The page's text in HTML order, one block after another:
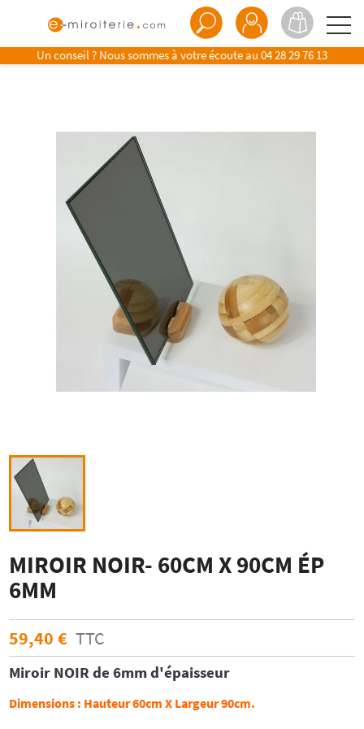
Un conseil ? Nous sommes à votre écoute au 04 28 29 76 13
MIROIR NOIR- 60CM X 90CM ÉP
6MM
59,40 € TTC
Miroir NOIRde 6mm d'épaisseur
Dimensions : Hauteur 60cm X Largeur 90cm.